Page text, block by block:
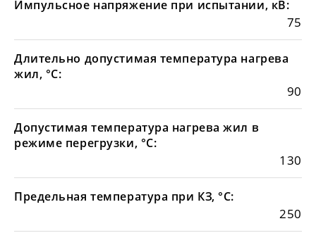
Импульсное напряжение при испытании, кВ:
75
Длительно допустимая температура нагрева
жил, °С:
90
Допустимая температура нагрева жил в
режиме перегрузки, °С:
130
Предельная температура при КЗ, °С:
250